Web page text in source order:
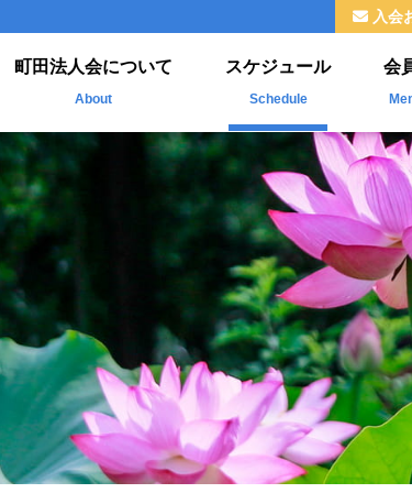
町田法人会について
About
法人会とは
ご挨拶
組織
福利厚生
情報公開
よくわかる法人会
スケジュール
Schedule
会
新
掲
入会